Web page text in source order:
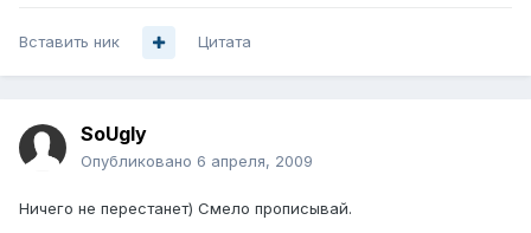
Вставить ник Цитата
SoUgly
Опубликовано 6 апреля, 2009
Ничего не перестанет) Смело прописывай.